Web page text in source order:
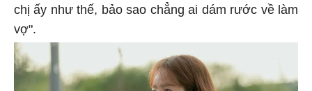
chị ấy như thế, bảo sao chẳng ai dám rước về làm
vợ".